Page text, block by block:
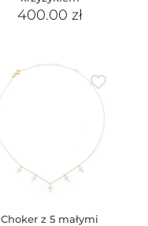
400.00 zł
Choker z 5 małymi